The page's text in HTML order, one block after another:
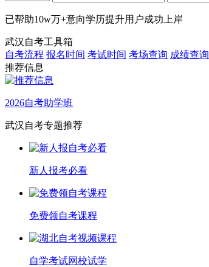
已帮助10w万+意向学历提升用户成功上岸
武汉自考工具箱
自考流程 报名时间 考试时间 考场查询 成绩查询
推荐信息
2026自考助学班
武汉自考专题推荐
新人报考必看
免费领自考课程
自学考试网校试学